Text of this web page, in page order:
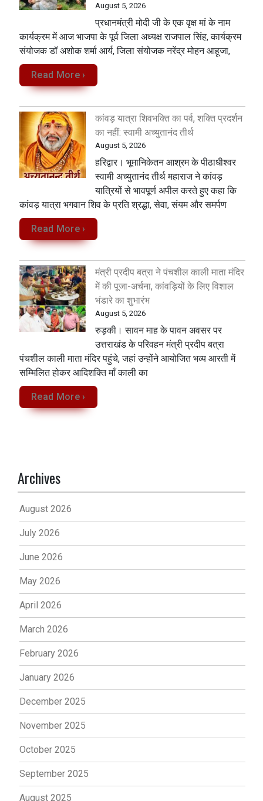
August 5, 2026
प्रधानमंत्री मोदी जी के एक वृक्ष मां के नाम
कार्यक्रम में आज भाजपा के पूर्व जिला अध्यक्ष राजपाल सिंह, कार्यक्रम
संयोजक डॉ अशोक शर्मा आर्य, जिला संयोजक नरेंद्र मोहन आहूजा,
Read More ›
कांवड़ यात्रा शिवभक्ति का पर्व, शक्ति प्रदर्शन
का नहीं: स्वामी अच्युतानंद तीर्थ
August 5, 2026
हरिद्वार। भूमानिकेतन आश्रम के पीठाधीश्वर
स्वामी अच्युतानंद तीर्थ महाराज ने कांवड़
यात्रियों से भावपूर्ण अपील करते हुए कहा कि
कांवड़ यात्रा भगवान शिव के प्रति श्रद्धा, सेवा, संयम और समर्पण
Read More ›
मंत्री प्रदीप बत्रा ने पंचशील काली माता मंदिर
में की पूजा-अर्चना, कांवड़ियों के लिए विशाल
भंडारे का शुभारंभ
August 5, 2026
रुड़की। सावन माह के पावन अवसर पर
उत्तराखंड के परिवहन मंत्री प्रदीप बत्रा
पंचशील काली माता मंदिर पहुंचे, जहां उन्होंने आयोजित भव्य आरती में
सम्मिलित होकर आदिशक्ति माँ काली का
Read More ›
Archives
August 2026
July 2026
June 2026
May 2026
April 2026
March 2026
February 2026
January 2026
December 2025
November 2025
October 2025
September 2025
August 2025